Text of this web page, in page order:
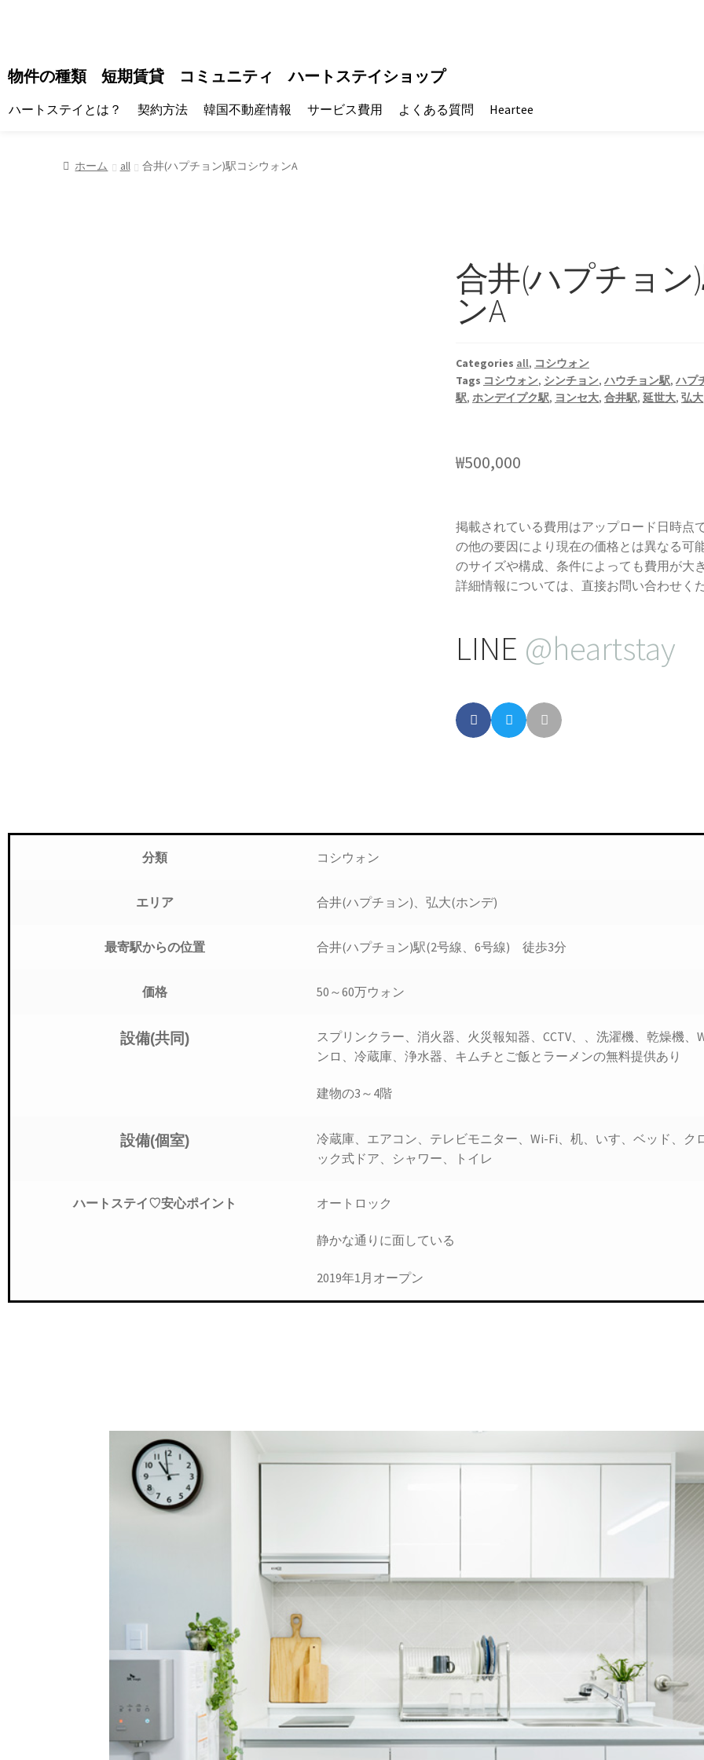
物件の種類 短期賃貸 コミュニティ ハートステイショップ
ハートステイとは？ 契約方法 韓国不動産情報 サービス費用 よくある質問 Heartee
ホーム all 合井(ハプチョン)駅コシウォンA
合井(ハプチョン
ンA
Categories all, コシウォン
Tags コシウォン, シンチョン, ハウチョン駅, ハプ
駅, ホンデイプク駅, ヨンセ大, 合井駅, 延世大, 弘大
₩500,000
掲載されている費用はアップロード日時点
の他の要因により現在の価格とは異なる可
のサイズや構成、条件によっても費用が大
詳細情報については、直接お問い合わせくだ
LINE @heartstay
分類 コシウォン
エリア 合井(ハプチョン)、弘大(ホンデ)
最寄駅からの位置 合井(ハプチョン)駅(2号線、6号線) 徒歩3分
価格 50～60万ウォン
設備(共同)
スプリンクラー、消火器、火災報知器、CCTV、、洗濯機、乾燥機、
ンロ、冷蔵庫、浄水器、キムチとご飯とラーメンの無料提供あり
建物の3～4階
設備(個室)
冷蔵庫、エアコン、テレビモニター、Wi-Fi、机、いす、ベッド、ク
ック式ドア、シャワー、トイレ
ハートステイ♡安心ポイント オートロック
静かな通りに面している
2019年1月オープン